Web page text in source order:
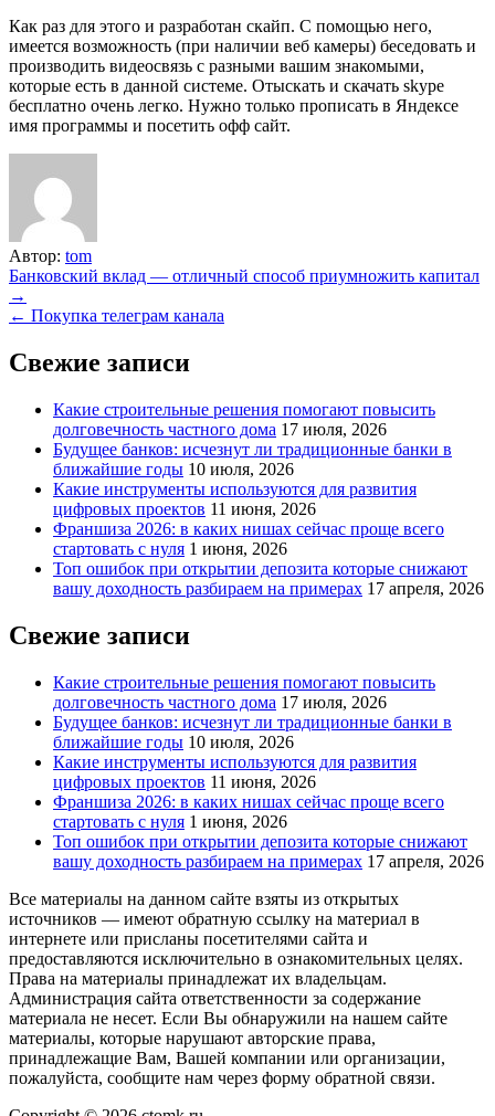
Как раз для этого и разработан скайп. С помощью него,
имеется возможность (при наличии веб камеры) беседовать и
производить видеосвязь с разными вашим знакомыми,
которые есть в данной системе. Отыскать и скачать skype
бесплатно очень легко. Нужно только прописать в Яндексе
имя программы и посетить офф сайт.
Автор: tom
Навигация
по
Банковский вклад — отличный способ приумножить капитал
→
← Покупка телеграм канала
Свежие записи
Какие строительные решения помогают повысить
долговечность частного дома 17 июля, 2026
Будущее банков: исчезнут ли традиционные банки в
ближайшие годы 10 июля, 2026
Какие инструменты используются для развития
цифровых проектов 11 июня, 2026
Франшиза 2026: в каких нишах сейчас проще всего
стартовать с нуля 1 июня, 2026
Топ ошибок при открытии депозита которые снижают
вашу доходность разбираем на примерах 17 апреля, 2026
Свежие записи
Какие строительные решения помогают повысить
долговечность частного дома 17 июля, 2026
Будущее банков: исчезнут ли традиционные банки в
ближайшие годы 10 июля, 2026
Какие инструменты используются для развития
цифровых проектов 11 июня, 2026
Франшиза 2026: в каких нишах сейчас проще всего
стартовать с нуля 1 июня, 2026
Топ ошибок при открытии депозита которые снижают
вашу доходность разбираем на примерах 17 апреля, 2026
Все материалы на данном сайте взяты из открытых
источников — имеют обратную ссылку на материал в
интернете или присланы посетителями сайта и
предоставляются исключительно в ознакомительных целях.
Права на материалы принадлежат их владельцам.
Администрация сайта ответственности за содержание
материала не несет. Если Вы обнаружили на нашем сайте
материалы, которые нарушают авторские права,
принадлежащие Вам, Вашей компании или организации,
пожалуйста, сообщите нам через форму обратной связи.